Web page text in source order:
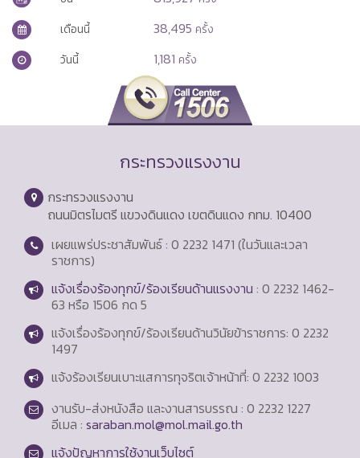
เดือนนี้
38,495 ครั้ง
วันนี้
1,181 ครั้ง
กระทรวงแรงงาน
กระทรวงแรงงาน
ถนนมิตรไมตรี แขวงดินแดง เขตดินแดง กทม. 10400
เผยแพร่ประชาสัมพันธ์ : 0 2232 1471 (ในวันและเวลา
ราชการ)
แจ้งเรื่องร้องทุกข์/ร้องเรียนด้านแรงงาน : 0 2232 1462-
63 หรือ 1506 กด 5
แจ้งเรื่องร้องทุกข์/ร้องเรียนด้านวินัยข้าราชการ: 0 2232
1497
แจ้งร้องเรียนเบาะแสการทุจริตเจ้าหน้าที่: 0 2232 1003
งานรับ-ส่งหนังสือ และงานสารบรรณ : 0 2232 1227
อีเมล : saraban.mol@mol.mail.go.th
แจ้งปัญหาการใช้งานเว็บไซต์